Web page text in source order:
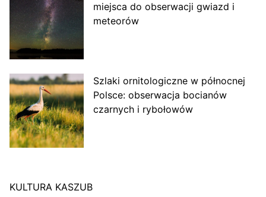
miejsca do obserwacji gwiazd i
meteorów
Szlaki ornitologiczne w północnej
Polsce: obserwacja bocianów
czarnych i rybołowów
KULTURA KASZUB